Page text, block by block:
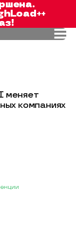
меняет
компаниях